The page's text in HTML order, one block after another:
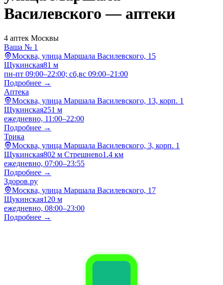
Василевского — аптеки
4 аптек Москвы
Ваша № 1
Москва, улица Маршала Василевского, 15
Щукинская81 м
пн-пт 09:00–22:00; сб,вс 09:00–21:00
Подробнее →
Аптека
Москва, улица Маршала Василевского, 13, корп. 1
Щукинская251 м
ежедневно, 11:00–22:00
Подробнее →
Трика
Москва, улица Маршала Василевского, 3, корп. 1
Щукинская802 м Стрешнево1.4 км
ежедневно, 07:00–23:55
Подробнее →
Здоров.ру
Москва, улица Маршала Василевского, 17
Щукинская120 м
ежедневно, 08:00–23:00
Подробнее →